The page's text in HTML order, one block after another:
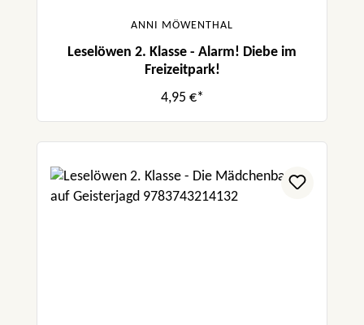
ANNI MÖWENTHAL
Leselöwen 2. Klasse - Alarm! Diebe im
Freizeitpark!
4,95 €*